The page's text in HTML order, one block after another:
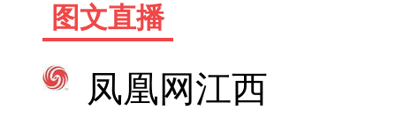
图文直播
凤凰网江西